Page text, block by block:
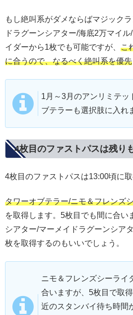
もし絶叫系がダメならばマジック
ドラグーンシアター/海底2万マイ
イダーから1枚でも可能ですが、 こ
に合うので、なるべく絶叫系を優先
1月～3月のアンリミテッ
ブテラーも選択肢に入れ
4枚目のファストパスは残り
4枚目のファストパスは13:00頃に取
タワーオブテラー/ニモ＆フレンズ
を取得します。5枚目でも間に合い
シアター/マーメイドラグーンシア
枚を取得するのもいいでしょう。
ニモ＆フレンズシーライ
合いますが、5枚目で取
近のスタンバイ待ち時間